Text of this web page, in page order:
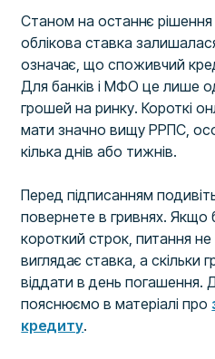
Станом на останнє
облікова ставка
означає, що споживчий
Для банків і МФО це лише
грошей на ринку. Короткі
мати значно вищу РРПС,
кілька днів або тижнів.
Перед підписанням
повернете в гривнях. Якщо
короткий строк, питання
виглядає ставка, а скільки
віддати в день погашення.
пояснюємо в матеріалі про
кредиту.